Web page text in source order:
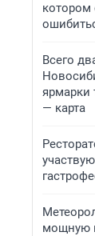
котором
Всего
ярмарки
— карта
мощную